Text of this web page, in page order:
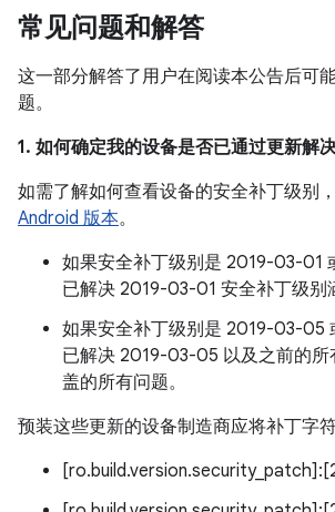
常见问题和解答
这一部分解答了用户在阅读本公告后可
题。
1. 如何确定我的设备是否已通过更新解
如需了解如何查看设备的安全补丁级别
Android 版本。
如果安全补丁级别是 2019-03-01
已解决 2019-03-01 安全补丁级别
如果安全补丁级别是 2019-03-05
已解决 2019-03-05 以及之前的所
盖的所有问题。
预装这些更新的设备制造商应将补丁字